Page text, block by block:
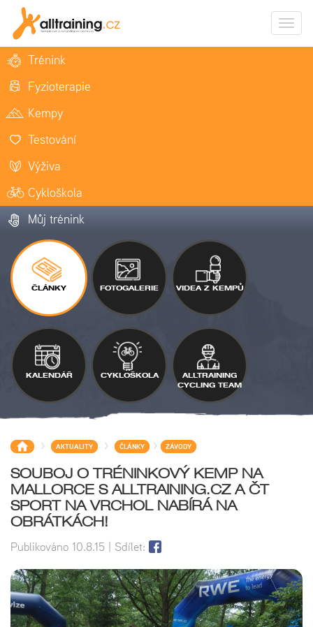
Trénink
Fyzioterapie
Kempy
Testování
Výživa
Cykloškola
Můj trénink
ČLÁNKY FOTOGALERIE VIDEA Z KEMPŮ
KALENDÁŘ CYKLOŠKOLA
ALLTRAINING
CYCLING TEAM
> AKTUALITY > ČLÁNKY > ZÁVODY
SOUBOJ O TRÉNINKOVÝ KEMP NA
MALLORCE S ALLTRAINING.CZ A ČT
SPORT NA VRCHOL NABÍRÁ NA
OBRÁTKÁCH!
Publikováno 10.8.15 | Sdílet: